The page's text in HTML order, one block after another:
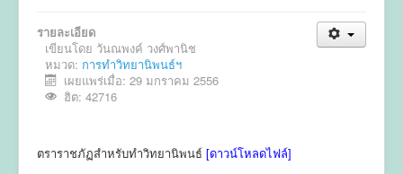
การลงทะเบียน
การทำวิทยานิพนธ์
ข่าวประชาสัมพันธ์
ข่าวรับสมัคร
รายละเอียด
เขียนโดย วันณพงค์ วงศ์พานิช
หมวด: การทำวิทยานิพนธ์ฯ
เผยแพร่เมื่อ: 29 มกราคม 2556
ฮิต: 42716
ตราราชภัฏสำหรับทำวิทยานิพนธ์ [ดาวน์โหลดไฟล์]